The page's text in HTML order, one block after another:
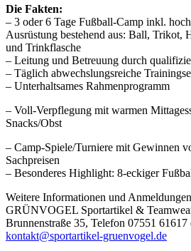
Die Fakten:
– 3 oder 6 Tage Fußball-Camp inkl.
Ausrüstung bestehend aus: Ball, Trikot,
und Trinkflasche
– Leitung und Betreuung durch
– Täglich abwechslungsreiche
– Unterhaltsames Rahmenprogramm
– Voll-Verpflegung mit warmen
Snacks/Obst
– Camp-Spiele/Turniere mit Gewinnen
Sachpreisen
– Besonderes Highlight: 8-eckiger
Weitere Informationen und
GRÜNVOGEL Sportartikel &
Brunnenstraße 35, Telefon 07551
kontakt@sportartikel-gruenvogel.de